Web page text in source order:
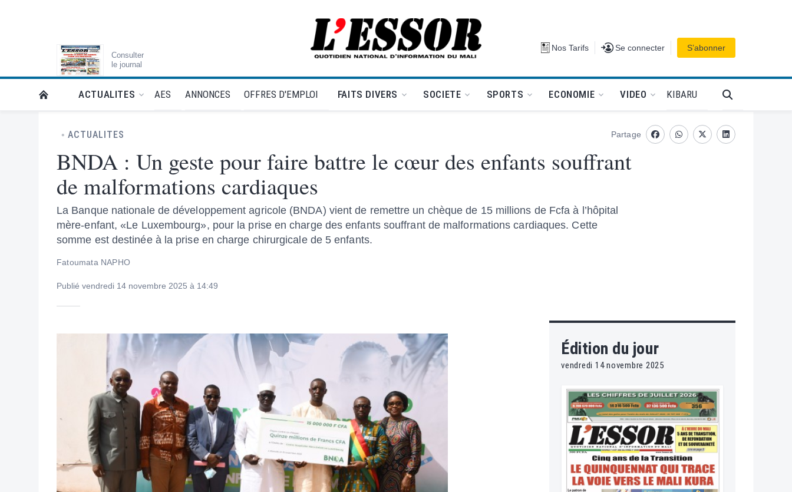
Consulter
le journal
L'Essor - retour à la une Nos Tarifs Se connecter
Se connecter S’abonner
RETOUR À LA PAGE D’ACCUEIL DE L'ESSOR
ACTUALITES AES ANNONCES OFFRES D'EMPLOI FAITS DIVERS SOCIETE SPORTS ECONOMIE VIDEO KIBARU
ACTUALITES
BNDA : Un geste pour faire battre le cœur des enfants souffrant
de malformations cardiaques
La Banque nationale de développement agricole (BNDA) vient de remettre un chèque de 15 millions de Fcfa à l’hôpital
mère-enfant, «Le Luxembourg», pour la prise en charge des enfants souffrant de malformations cardiaques. Cette
somme est destinée à la prise en charge chirurgicale de 5 enfants.
Fatoumata NAPHO
Publié vendredi 14 novembre 2025 à 14:49
Partage
FacebookwhatsappTwitterLinkedin
Édition du jour
vendredi 14 novembre 2025